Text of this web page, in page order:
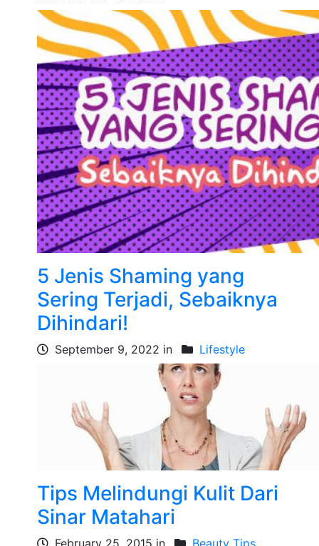
5 Jenis Shaming yang
Sering Terjadi, Sebaiknya
Dihindari!
September 9, 2022 in Lifestyle
Tips Melindungi Kulit Dari
Sinar Matahari
February 25, 2015 in Beauty Tips